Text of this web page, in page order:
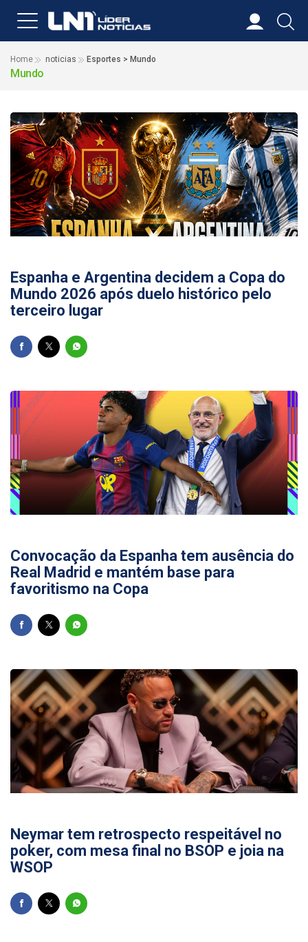
Home noticias Esportes > Mundo
Mundo
Espanha e Argentina decidem a Copa do
Mundo 2026 após duelo histórico pelo
terceiro lugar
Convocação da Espanha tem ausência do
Real Madrid e mantém base para
favoritismo na Copa
Neymar tem retrospecto respeitável no
poker, com mesa final no BSOP e joia na
WSOP